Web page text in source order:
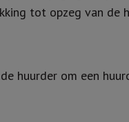
tot opzeg van de
huurder om een